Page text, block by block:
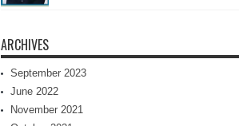
ARCHIVES
September 2023
June 2022
November 2021